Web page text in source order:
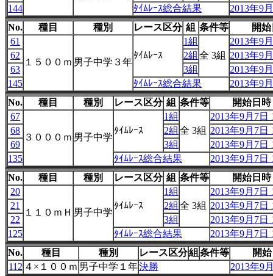
144
ﾀｲﾑﾚｰｽ総合結果
2013年9
No.
種目 種別 レース区分 組 条件等
開
61
１５００ｍ 男子中学３年
ﾀｲﾑﾚｰｽ
1組
全 3組
2013年9
62
2組
2013年9
63
3組
2013年9
145
ﾀｲﾑﾚｰｽ総合結果
2013年9
No.
種目 種別 レース区分 組 条件等
開始日時
67
３０００ｍ 男子中学
ﾀｲﾑﾚｰｽ
1組
全 3組
2013年9月7日
68
2組
2013年9月7日
69
3組
2013年9月7日
135
ﾀｲﾑﾚｰｽ総合結果
2013年9月7日
No.
種目 種別 レース区分 組 条件等
開始日時
20
１１０ｍＨ 男子中学
ﾀｲﾑﾚｰｽ
1組
全 3組
2013年9月7日
21
2組
2013年9月7日
22
3組
2013年9月7日
125
ﾀｲﾑﾚｰｽ総合結果
2013年9月7日
No.
種目 種別 レース区分組 条件等
開
112 ４×１００ｍ 男子中学１年決勝 2013年9